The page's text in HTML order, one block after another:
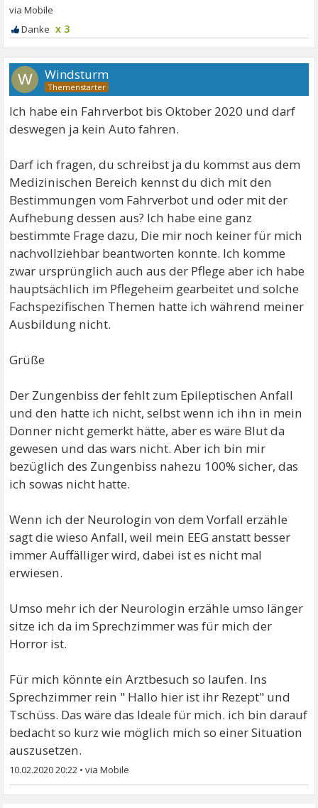
x 3
W Windsturm
Ich habe ein Fahrverbot bis Oktober 2020 und darf
deswegen ja kein Auto fahren.
Darf ich fragen, du schreibst ja du kommst aus dem
Medizinischen Bereich kennst du dich mit den
Bestimmungen vom Fahrverbot und oder mit der
Aufhebung dessen aus? Ich habe eine ganz
bestimmte Frage dazu, Die mir noch keiner für mich
nachvollziehbar beantworten konnte. Ich komme
zwar ursprünglich auch aus der Pflege aber ich habe
hauptsächlich im Pflegeheim gearbeitet und solche
Fachspezifischen Themen hatte ich während meiner
Ausbildung nicht.
Grüße
Der Zungenbiss der fehlt zum Epileptischen Anfall
und den hatte ich nicht, selbst wenn ich ihn in mein
Donner nicht gemerkt hätte, aber es wäre Blut da
gewesen und das wars nicht. Aber ich bin mir
bezüglich des Zungenbiss nahezu 100% sicher, das
ich sowas nicht hatte.
Wenn ich der Neurologin von dem Vorfall erzähle
sagt die wieso Anfall, weil mein EEG anstatt besser
immer Auffälliger wird, dabei ist es nicht mal
erwiesen.
Umso mehr ich der Neurologin erzähle umso länger
sitze ich da im Sprechzimmer was für mich der
Horror ist.
Für mich könnte ein Arztbesuch so laufen. Ins
Sprechzimmer rein " Hallo hier ist ihr Rezept" und
Tschüss. Das wäre das Ideale für mich. ich bin darauf
bedacht so kurz wie möglich mich so einer Situation
auszusetzen.
10.02.2020 20:22 •